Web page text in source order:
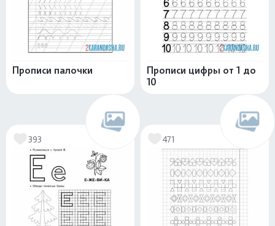
Прописи палочки
Прописи цифры от 1 до
10
393 471